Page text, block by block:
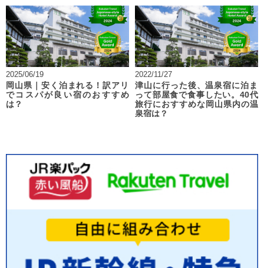
2025/06/19
岡山県｜安く泊まれる！訳アリ
でコスパが良い宿のおすすめ
は？
2022/11/27
津山に行った後、温泉宿に泊ま
って部屋食で食事したい。40代
旅行におすすめな岡山県内の温
泉宿は？